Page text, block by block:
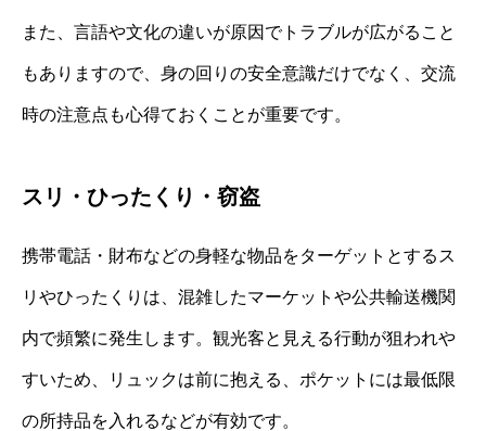
また、言語や文化の違いが原因でトラブルが広がること
もありますので、身の回りの安全意識だけでなく、交流
時の注意点も心得ておくことが重要です。
スリ・ひったくり・窃盗
携帯電話・財布などの身軽な物品をターゲットとするス
リやひったくりは、混雑したマーケットや公共輸送機関
内で頻繁に発生します。観光客と見える行動が狙われや
すいため、リュックは前に抱える、ポケットには最低限
の所持品を入れるなどが有効です。